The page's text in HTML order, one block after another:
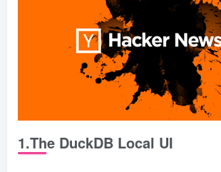
1.The DuckDB Local UI